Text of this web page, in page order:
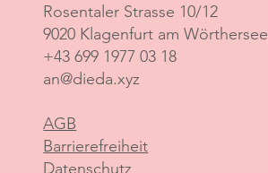
Rosentaler Strasse 10/12
9020 Klagenfurt am Wörthersee
+43 699 1977 03 18
an@dieda.xyz
AGB
Barrierefreiheit
Datenschutz